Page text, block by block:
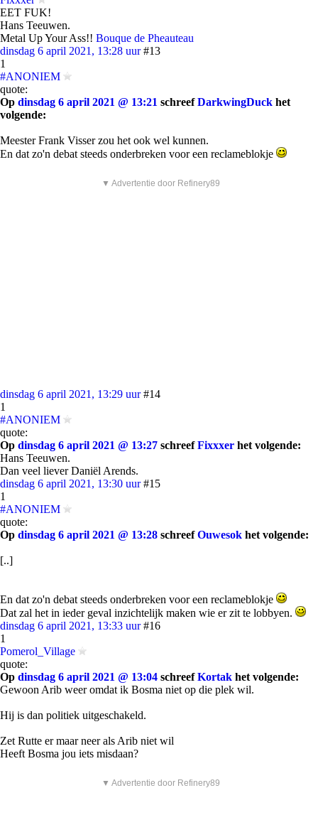
EET FUK!
Hans Teeuwen.
Metal Up Your Ass!! Bouque de Pheauteau
dinsdag 6 april 2021, 13:28 uur #13
1
#ANONIEM
quote:
Op dinsdag 6 april 2021 @ 13:21 schreefDarkwingDuck het
volgende:
Meester Frank Visser zou het ook wel kunnen.
En dat zo'n debat steeds onderbreken voor een reclameblokje
▼ Advertentie door Refinery89
dinsdag 6 april 2021, 13:29 uur #14
1
#ANONIEM
quote:
Op dinsdag 6 april 2021 @ 13:27 schreefFixxxer het volgende:
Hans Teeuwen.
Dan veel liever Daniël Arends.
dinsdag 6 april 2021, 13:30 uur #15
1
#ANONIEM
quote:
Op dinsdag 6 april 2021 @ 13:28 schreefOuwesok het volgende:
[..]
En dat zo'n debat steeds onderbreken voor een reclameblokje
Dat zal het in ieder geval inzichtelijk maken wie er zit te lobbyen.
dinsdag 6 april 2021, 13:33 uur #16
1
Pomerol_Village
quote:
Op dinsdag 6 april 2021 @ 13:04 schreefKortak het volgende:
Gewoon Arib weer omdat ik Bosma niet op die plek wil.
Hij is dan politiek uitgeschakeld.
Zet Rutte er maar neer als Arib niet wil
Heeft Bosma jou iets misdaan?
▼ Advertentie door Refinery89